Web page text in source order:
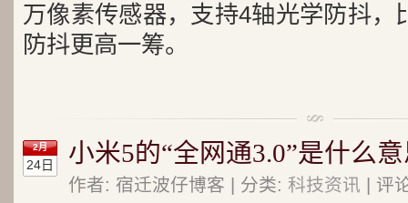
万像素传感器，支持4轴光学防抖，
防抖更高一筹。
2月
24日 小米5的“全网通3.0”是什么
作者: 宿迁波仔博客 | 分类: 科技资讯 | 评